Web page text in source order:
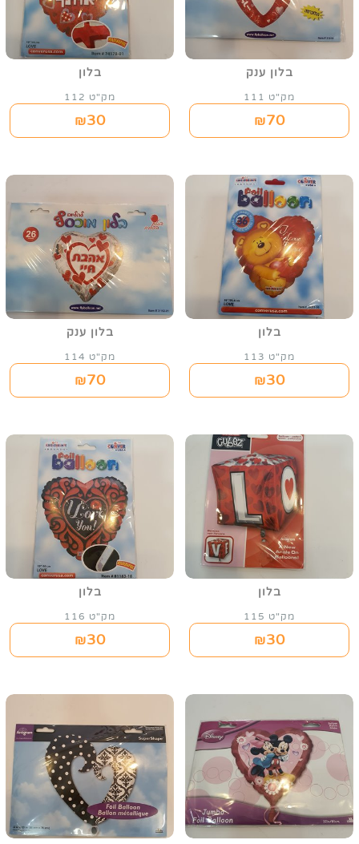
בלון ענק
מק"ט 111
₪70
בלון
מק"ט 112
₪30
בלון
מק"ט 113
₪30
בלון ענק
מק"ט 114
₪70
בלון
מק"ט 115
₪30
בלון
מק"ט 116
₪30